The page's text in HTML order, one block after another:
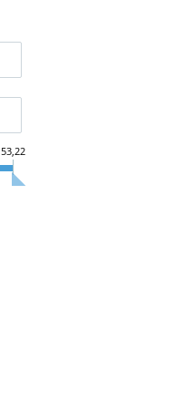
53,22